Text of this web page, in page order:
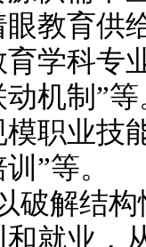
教育供
学科专
机制”
职业技
”等。
破解结
就业，